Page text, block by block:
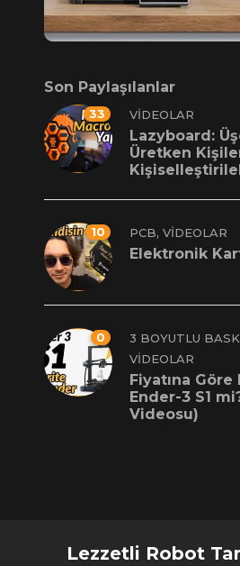
Son Paylaşılanlar
33 VIDEOLAR
Lazyboard:
Üretken
10 PCB, VIDEOLAR
Elektronik
0 3 BOYUTLU
VIDEOLAR
Fiyatına Göre
Ender-3 S1
Videosu)
Lezzetli Robot